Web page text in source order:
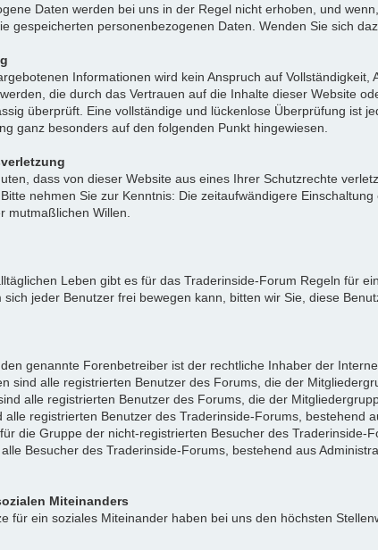
Daten werden bei uns in der Regel nicht erhoben, und
gespeicherten personenbezogenen Daten. Wenden Sie sich
Informationen wird kein Anspruch auf
die durch das Vertrauen auf die Inhalte dieser Website
überprüft. Eine vollständige und lückenlose Überprüfung ist
ganz besonders auf den folgenden Punkt hingewiesen.
dass von dieser Website aus eines Ihrer Schutzrechte
nehmen Sie zur Kenntnis: Die zeitaufwändigere
mutmaßlichen Willen.
Leben gibt es für das Traderinside-Forum Regeln für
sich jeder Benutzer frei bewegen kann, bitten wir Sie, diese
genannte Forenbetreiber ist der rechtliche Inhaber der
sind alle registrierten Benutzer des Forums, die der
alle registrierten Benutzer des Forums, die der
alle registrierten Benutzer des Traderinside-Forums, bestehend
die Gruppe der nicht-registrierten Besucher des Traderinside-
Besucher des Traderinside-Forums, bestehend aus
Miteinanders
für ein soziales Miteinander haben bei uns den höchsten